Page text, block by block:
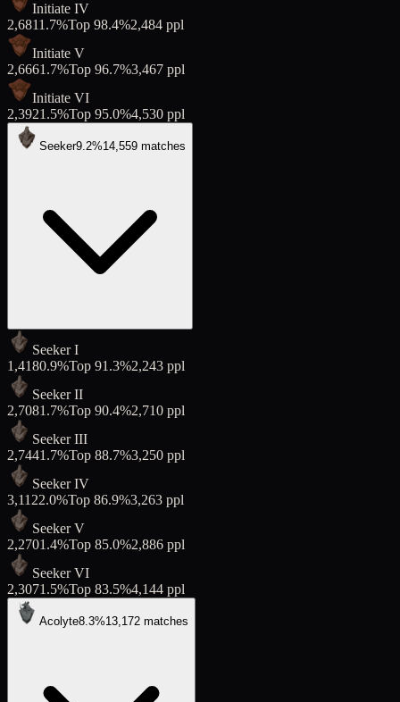
Initiate IV
2,6811.7%Top 98.4%2,484 ppl
Initiate V
2,6661.7%Top 96.7%3,467 ppl
Initiate VI
2,3921.5%Top 95.0%4,530 ppl
Seeker9.2%14,559 matches
Seeker I
1,4180.9%Top 91.3%2,243 ppl
Seeker II
2,7081.7%Top 90.4%2,710 ppl
Seeker III
2,7441.7%Top 88.7%3,250 ppl
Seeker IV
3,1122.0%Top 86.9%3,263 ppl
Seeker V
2,2701.4%Top 85.0%2,886 ppl
Seeker VI
2,3071.5%Top 83.5%4,144 ppl
Acolyte8.3%13,172 matches